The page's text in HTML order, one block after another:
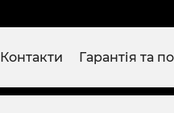
Контакти Гарантія та